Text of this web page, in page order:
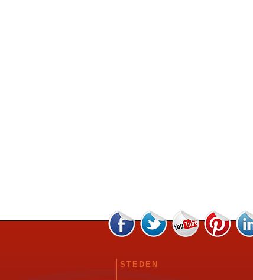
STEDEN